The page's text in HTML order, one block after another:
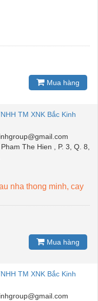
Mua hàng
TM XNK Bắc Kinh
The Hien , P. 3, Q. 8,
nha thong minh, cay
Mua hàng
TM XNK Bắc Kinh